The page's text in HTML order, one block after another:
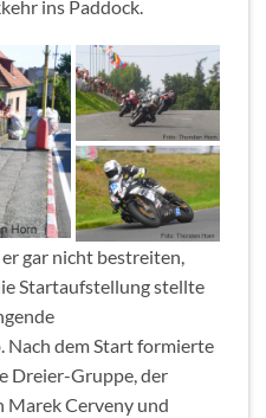
ins Paddock.
gar nicht bestreiten,
Startaufstellung stellte
Nach dem Start formierte
Dreier-Gruppe, der
Marek Cerveny und